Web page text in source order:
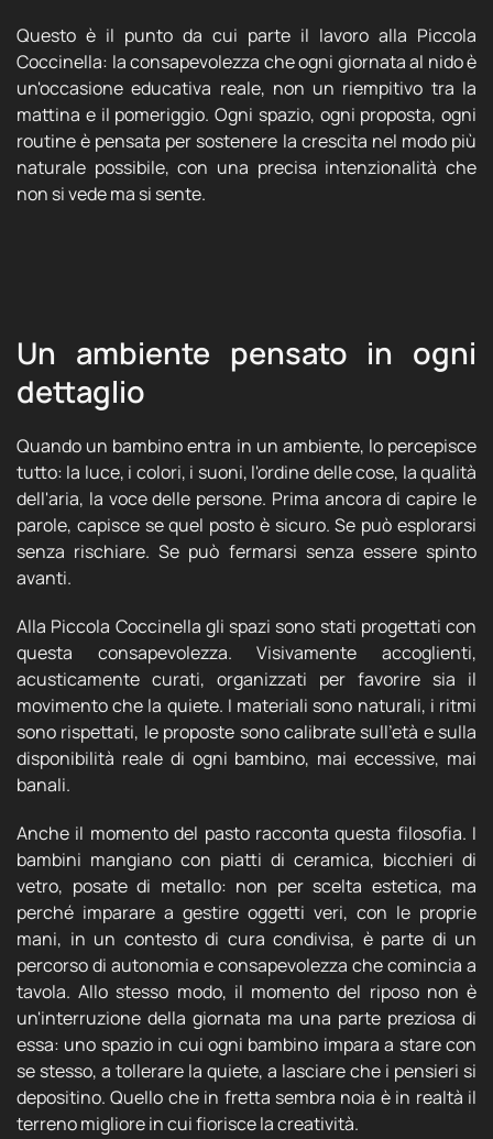
Questo è il punto da cui parte il lavoro alla Piccola
Coccinella: la consapevolezza che ogni giornata al nido è
un'occasione educativa reale, non un riempitivo tra la
mattina e il pomeriggio. Ogni spazio, ogni proposta, ogni
routine è pensata per sostenere la crescita nel modo più
naturale possibile, con una precisa intenzionalità che
non si vede ma si sente.
Un ambiente pensato in ogni
dettaglio
Quando un bambino entra in un ambiente, lo percepisce
tutto: la luce, i colori, i suoni, l'ordine delle cose, la qualità
dell'aria, la voce delle persone. Prima ancora di capire le
parole, capisce se quel posto è sicuro. Se può esplorarsi
senza rischiare. Se può fermarsi senza essere spinto
avanti.
Alla Piccola Coccinella gli spazi sono stati progettati con
questa consapevolezza. Visivamente accoglienti,
acusticamente curati, organizzati per favorire sia il
movimento che la quiete. I materiali sono naturali, i ritmi
sono rispettati, le proposte sono calibrate sull'età e sulla
disponibilità reale di ogni bambino, mai eccessive, mai
banali.
Anche il momento del pasto racconta questa filosofia. I
bambini mangiano con piatti di ceramica, bicchieri di
vetro, posate di metallo: non per scelta estetica, ma
perché imparare a gestire oggetti veri, con le proprie
mani, in un contesto di cura condivisa, è parte di un
percorso di autonomia e consapevolezza che comincia a
tavola. Allo stesso modo, il momento del riposo non è
un'interruzione della giornata ma una parte preziosa di
essa: uno spazio in cui ogni bambino impara a stare con
se stesso, a tollerare la quiete, a lasciare che i pensieri si
depositino. Quello che in fretta sembra noia è in realtà il
terreno migliore in cui fiorisce la creatività.